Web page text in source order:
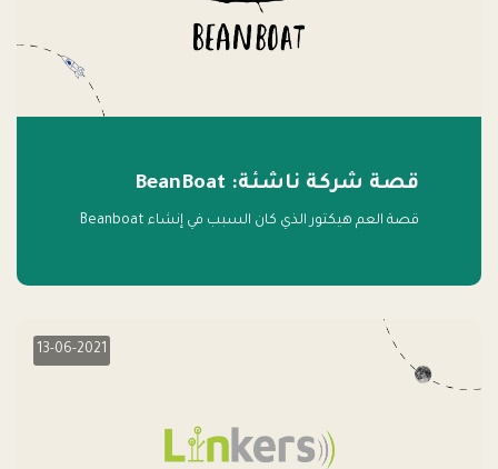
قصة شركة ناشئة: BeanBoat
قصة العم هيكتور الذي كان السبب في إنشاء Beanboat
13-06-2021